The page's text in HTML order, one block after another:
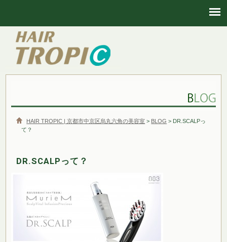
HAIR TROPIC | 京都市中京区烏丸六角の美容室 > BLOG > DR.SCALPっ
て？
DR.SCALPって？